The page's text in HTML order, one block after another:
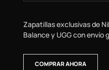
Zapatillas exclusivas de
Balance y UGG con envío
COMPRAR AHORA